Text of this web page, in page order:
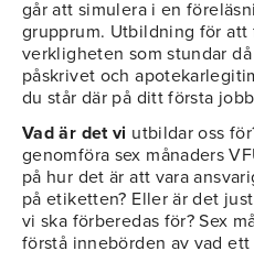
går att simulera i en
grupprum. Utbildning för att
verkligheten som stundar
påskrivet och
du står där på ditt första
Vad är det vi utbildar oss
genomföra sex månaders
på hur det är att vara
på etiketten? Eller är det
vi ska förberedas för? Sex
förstå innebörden av vad